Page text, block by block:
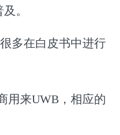
。
多在白皮书中进行
用来UWB，相应的